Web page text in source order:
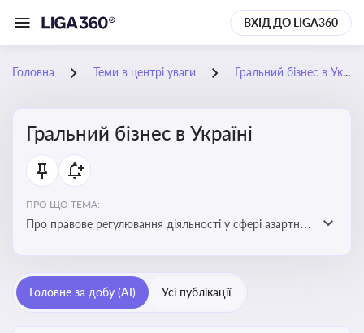
ВХІД ДО LIGA360
Головна Теми в центрі уваги Гральний бізнес в Україні
Гральний бізнес в Україні
ПРО ЩО ТЕМА:
Про правове регулювання діяльності у сфері азартних
реальні кейси
Головне за добу (AI) Усі публікації